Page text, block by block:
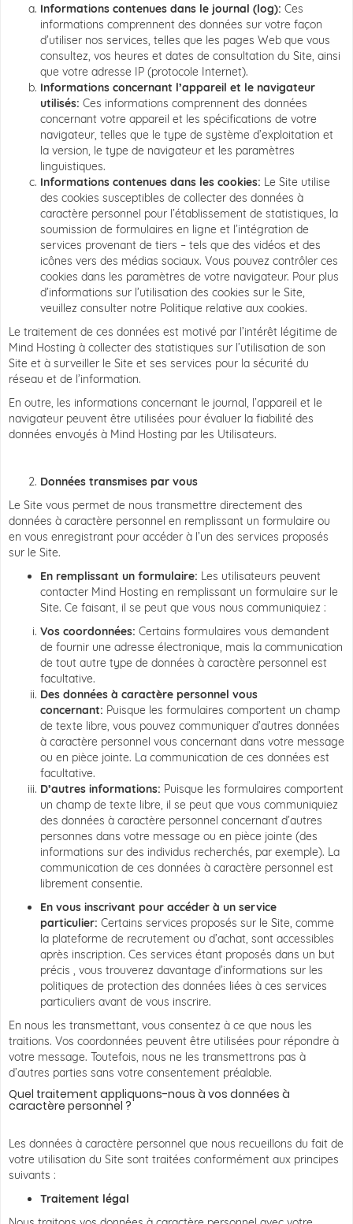
Informations contenues dans le journal (log): Ces
informations comprennent des données sur votre façon
d’utiliser nos services, telles que les pages Web que vous
consultez, vos heures et dates de consultation du Site, ainsi
que votre adresse IP (protocole Internet).
Informations concernant l’appareil et le navigateur
utilisés: Ces informations comprennent des données
concernant votre appareil et les spécifications de votre
navigateur, telles que le type de système d’exploitation et
la version, le type de navigateur et les paramètres
linguistiques.
Informations contenues dans les cookies: Le Site utilise
des cookies susceptibles de collecter des données à
caractère personnel pour l’établissement de statistiques, la
soumission de formulaires en ligne et l’intégration de
services provenant de tiers – tels que des vidéos et des
icônes vers des médias sociaux. Vous pouvez contrôler ces
cookies dans les paramètres de votre navigateur. Pour plus
d’informations sur l’utilisation des cookies sur le Site,
veuillez consulter notre Politique relative aux cookies.
Le traitement de ces données est motivé par l’intérêt légitime de
Mind Hosting à collecter des statistiques sur l’utilisation de son
Site et à surveiller le Site et ses services pour la sécurité du
réseau et de l’information.
En outre, les informations concernant le journal, l’appareil et le
navigateur peuvent être utilisées pour évaluer la fiabilité des
données envoyés à Mind Hosting par les Utilisateurs.
Données transmises par vous
Le Site vous permet de nous transmettre directement des
données à caractère personnel en remplissant un formulaire ou
en vous enregistrant pour accéder à l’un des services proposés
sur le Site.
En remplissant un formulaire: Les utilisateurs peuvent
contacter Mind Hosting en remplissant un formulaire sur le
Site. Ce faisant, il se peut que vous nous communiquiez :
Vos coordonnées: Certains formulaires vous demandent
de fournir une adresse électronique, mais la communication
de tout autre type de données à caractère personnel est
facultative.
Des données à caractère personnel vous
concernant: Puisque les formulaires comportent un champ
de texte libre, vous pouvez communiquer d’autres données
à caractère personnel vous concernant dans votre message
ou en pièce jointe. La communication de ces données est
facultative.
D’autres informations: Puisque les formulaires comportent
un champ de texte libre, il se peut que vous communiquiez
des données à caractère personnel concernant d’autres
personnes dans votre message ou en pièce jointe (des
informations sur des individus recherchés, par exemple). La
communication de ces données à caractère personnel est
librement consentie.
En vous inscrivant pour accéder à un service
particulier: Certains services proposés sur le Site, comme
la plateforme de recrutement ou d’achat, sont accessibles
après inscription. Ces services étant proposés dans un but
précis , vous trouverez davantage d’informations sur les
politiques de protection des données liées à ces services
particuliers avant de vous inscrire.
En nous les transmettant, vous consentez à ce que nous les
traitions. Vos coordonnées peuvent être utilisées pour répondre à
votre message. Toutefois, nous ne les transmettrons pas à
d’autres parties sans votre consentement préalable.
Quel traitement appliquons-nous à vos données à
caractère personnel ?
Les données à caractère personnel que nous recueillons du fait de
votre utilisation du Site sont traitées conformément aux principes
suivants :
Traitement légal